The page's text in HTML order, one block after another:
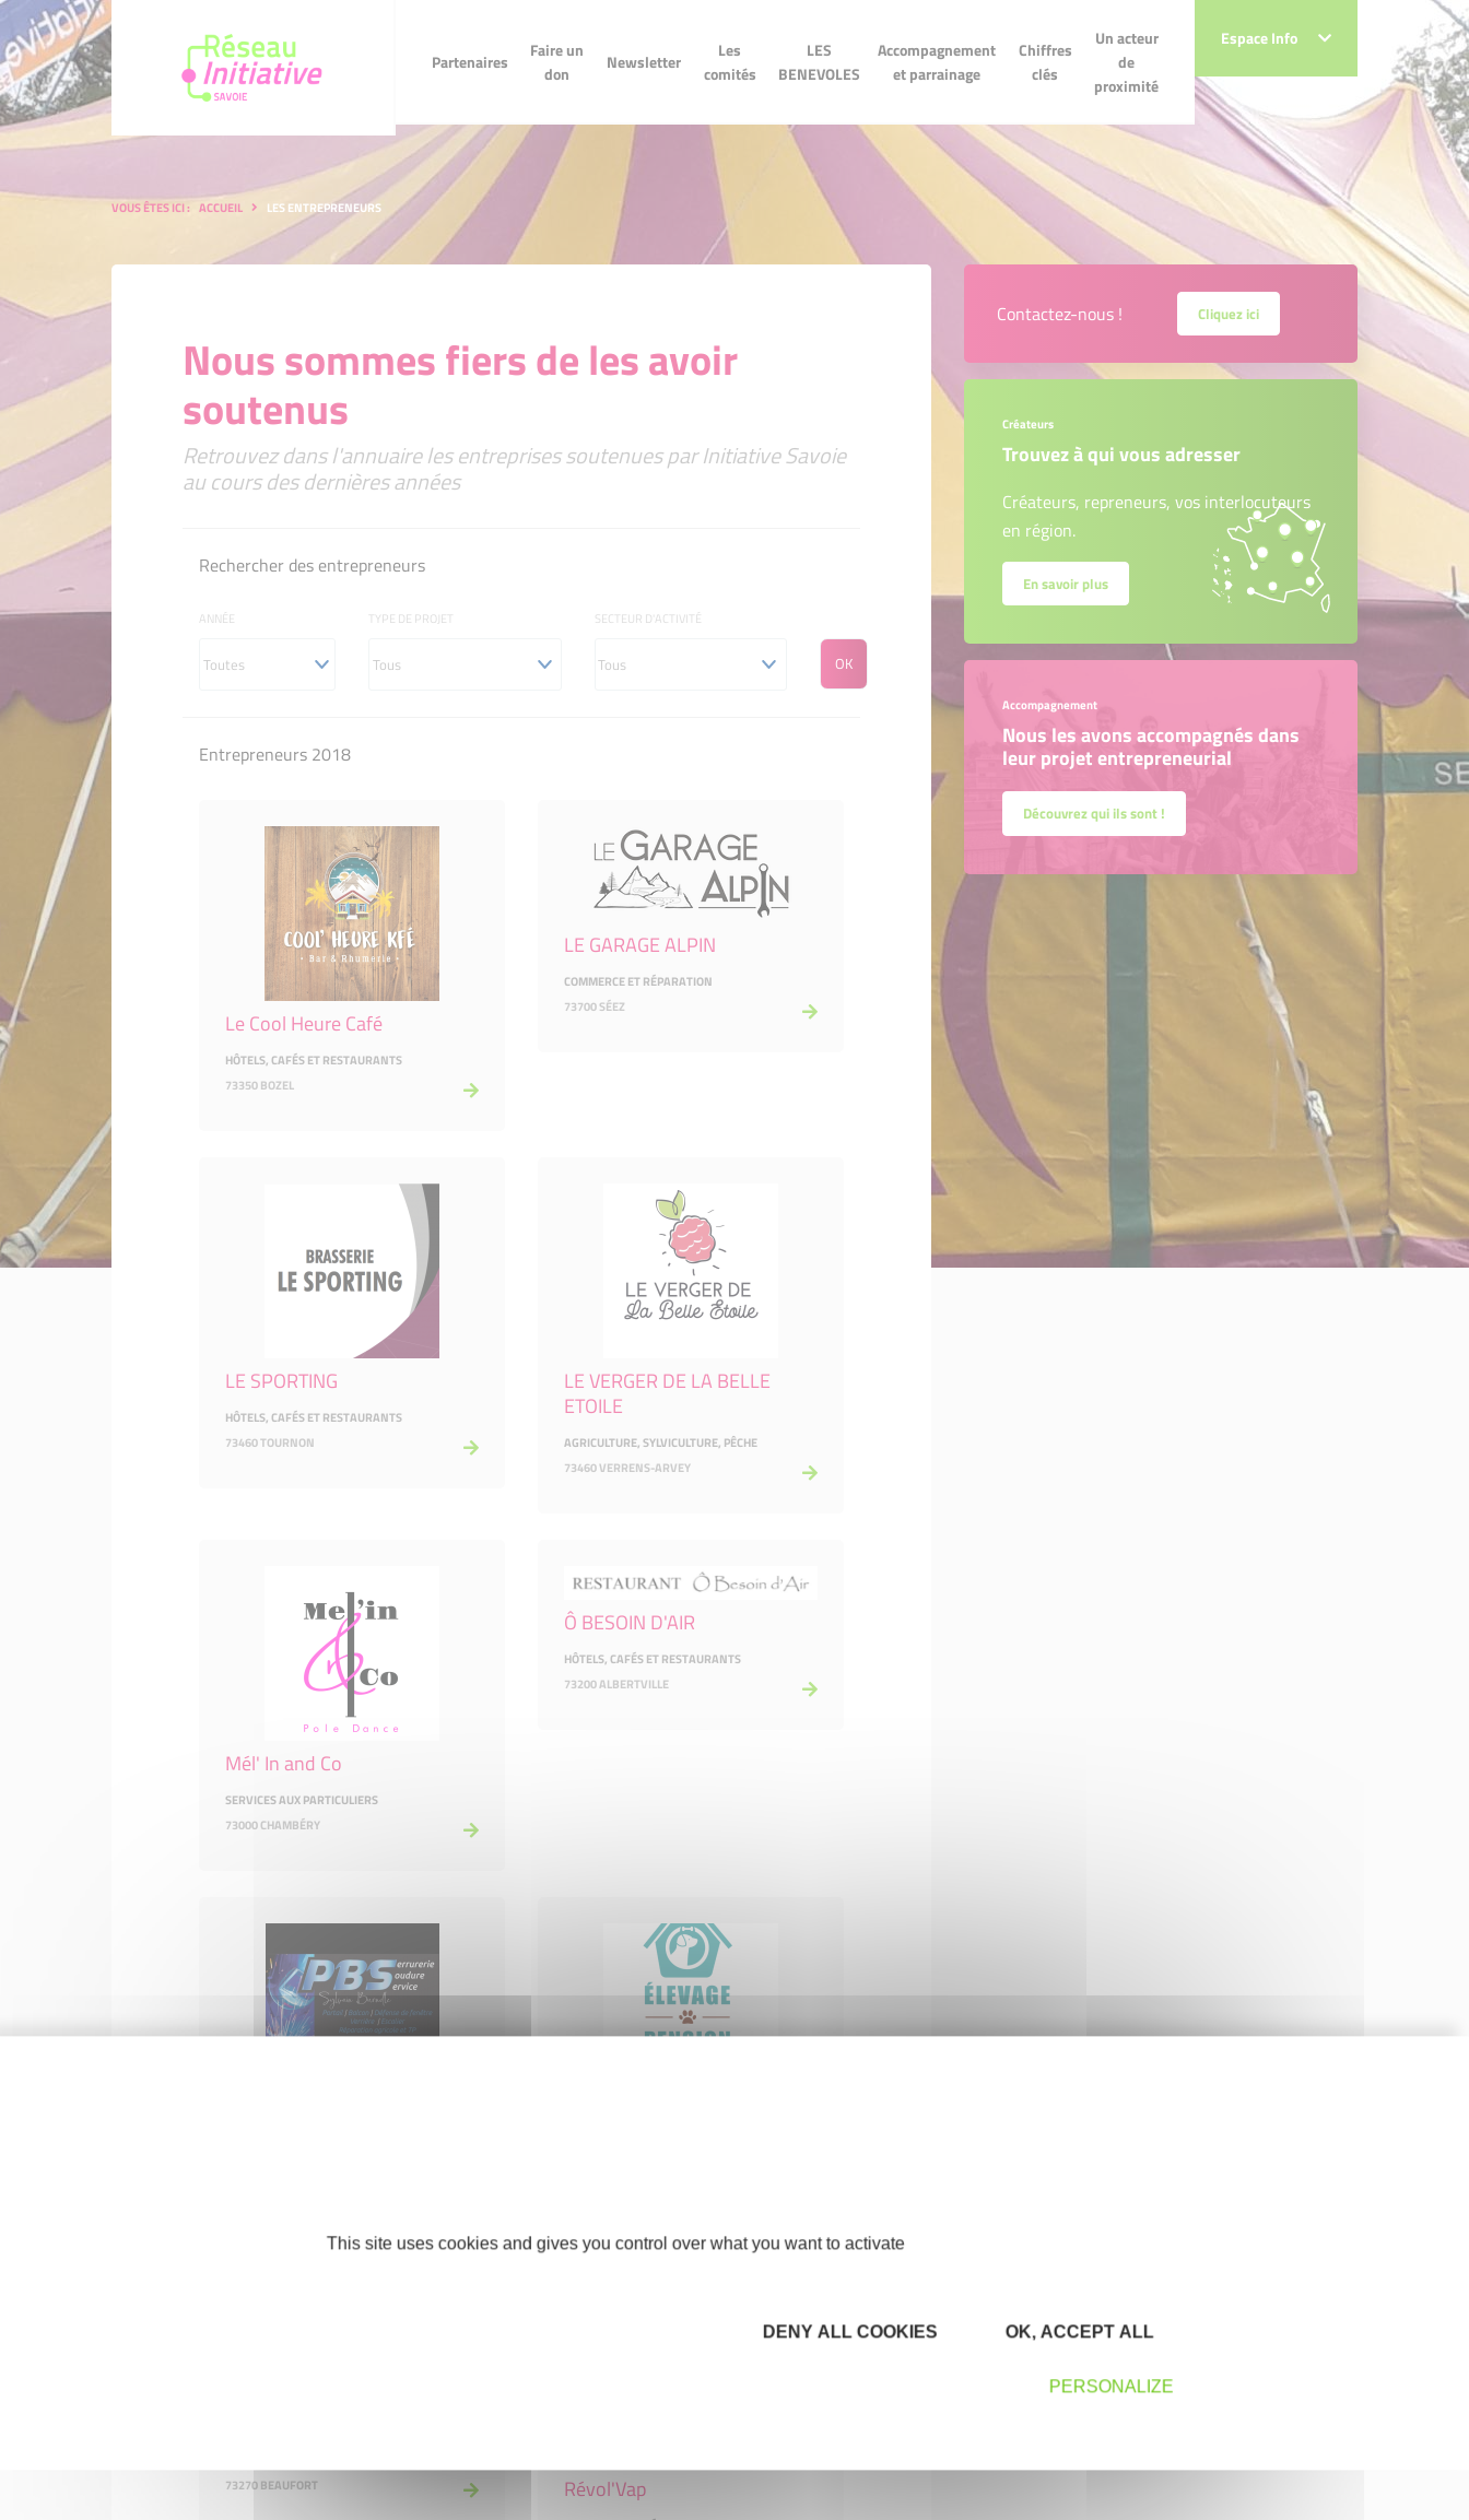
Partenaires
Faire un
don
Newsletter
Les
comités
LES
BENEVOLES
Accompagnement
et parrainage
Chiffres
clés
Un acteur
de
proximité
Espace Info
Newsletter Les comités
BENEVOLES
et parrainage
Chiffres clés
Un acteur de
proximité
Espace Info
VOUS ÊTES ICI : ACCUEIL LES ENTREPRENEURS
Nous sommes fiers de les avoir
soutenus
Retrouvez dans l'annuaire les entreprises soutenues par Initiative Savoie
au cours des dernières années
Rechercher des entrepreneurs
ANNÉE TYPE DE PROJET SECTEUR D'ACTIVITÉ
Entrepreneurs 2018
Le Cool Heure Café
HÔTELS, CAFÉS ET RESTAURANTS
73350 BOZEL
LE GARAGE ALPIN
COMMERCE ET RÉPARATION
73700 SÉEZ
LE SPORTING
HÔTELS, CAFÉS ET RESTAURANTS
73460 TOURNON
LE VERGER DE LA BELLE
ETOILE
AGRICULTURE, SYLVICULTURE, PÊCHE
73460 VERRENS-ARVEY
Mél' In and Co
SERVICES AUX PARTICULIERS
73000 CHAMBÉRY
Ô BESOIN D'AIR
HÔTELS, CAFÉS ET RESTAURANTS
73200 ALBERTVILLE
73270 BEAUFORT
Révol'Vap
Contactez-nous ! Cliquez ici
Créateurs
Trouvez à qui vous adresser
Créateurs, repreneurs, vos interlocuteurs
en région.
En savoir plus
Accompagnement
Nous les avons accompagnés dans
leur projet entrepreneurial
Découvrez qui ils sont !
This site uses cookies and gives you control over what you want to activate
OK, ACCEPT ALL
DENY ALL COOKIES
PERSONALIZE